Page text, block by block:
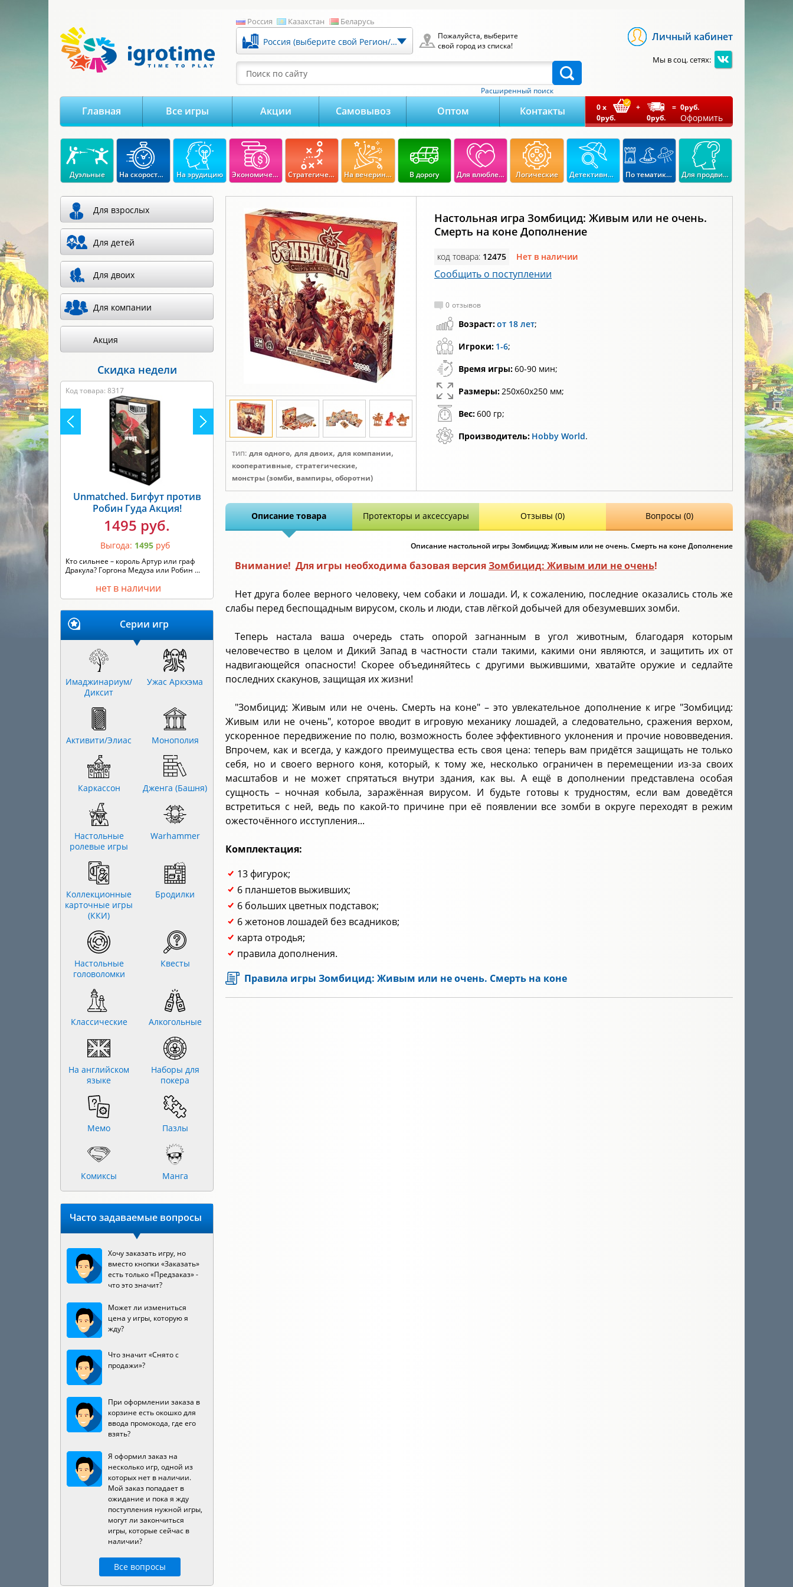
Россия Казахстан Беларусь
Россия (выберите свой Регион/Город)
Пожалуйста, выберите
свой город из списка!
Поиск по сайту
Расширенный поиск
Личный кабинет
Мы в соц. сетях:
Главная Все игры Акции Самовывоз Оптом Контакты 0x
0руб.
+
0руб.
= 0руб.
Оформить
Дуэльные На скорость реакции На эрудицию Экономические Стратегические На вечеринку В дорогу Для влюбленных Логические Детективные По тематикам Для продвинутых
тип: для одного, для двоих, для компании,
кооперативные, стратегические,
монстры (зомби, вампиры, оборотни)
Настольная игра Зомбицид: Живым или не очень.
Смерть на коне Дополнение
код товара: 12475 Нет в наличии
Сообщить о поступлении
0 отзывов
Возраст:от 18 лет;
Игроки: 1-6;
Время игры:60-90 мин;
Размеры:250х60х250 мм;
Вес:600 гр;
Производитель: Hobby World.
Описание товара Протекторы и аксессуары Отзывы (0) Вопросы (0)
Описание настольной игры Зомбицид: Живым или не очень. Смерть на коне Дополнение
Внимание! Для игры необходима базовая версияЗомбицид: Живым или не очень!
Нет друга более верного человеку, чем собаки и лошади. И, к сожалению, последние оказались столь же
слабы перед беспощадным вирусом, сколь и люди, став лёгкой добычей для обезумевших зомби.
Теперь настала ваша очередь стать опорой загнанным в угол животным, благодаря которым
человечество в целом и Дикий Запад в частности стали такими, какими они являются, и защитить их от
надвигающейся опасности! Скорее объединяйтесь с другими выжившими, хватайте оружие и седлайте
последних скакунов, защищая их жизни!
"Зомбицид: Живым или не очень. Смерть на коне" – это увлекательное дополнение к игре "Зомбицид:
Живым или не очень", которое вводит в игровую механику лошадей, а следовательно, сражения верхом,
ускоренное передвижение по полю, возможность более эффективного уклонения и прочие нововведения.
Впрочем, как и всегда, у каждого преимущества есть своя цена: теперь вам придётся защищать не только
себя, но и своего верного коня, который, к тому же, несколько ограничен в перемещении из-за своих
масштабов и не может спрятаться внутри здания, как вы. А ещё в дополнении представлена особая
сущность – ночная кобыла, заражённая вирусом. И будьте готовы к трудностям, если вам доведётся
встретиться с ней, ведь по какой-то причине при её появлении все зомби в округе переходят в режим
ожесточённого исступления...
Комплектация:
13 фигурок;
6 планшетов выживших;
6 больших цветных подставок;
6 жетонов лошадей без всадников;
карта отродья;
правила дополнения.
Правила игры Зомбицид: Живым или не очень. Смерть на коне
Для взрослых
Для детей
Для двоих
Для компании
Акция
Скидка недели
Код товара: 8317
Unmatched. Бигфут против
Робин Гуда Акция!
1495 руб.
Выгода: 1495 руб
Кто сильнее – король Артур или граф
Дракула? Горгона Медуза или Робин ...
нет в наличии
Серии игр
Имаджинариум/
Диксит
Ужас Аркхэма
Активити/Элиас Монополия
Каркассон Дженга (Башня)
Настольные
ролевые игры
Warhammer
Коллекционные
карточные игры
(ККИ)
Бродилки
Настольные
головоломки
Квесты
Классические Алкогольные
На английском
языке
Наборы для
покера
Мемо Пазлы
Комиксы Манга
Часто задаваемые вопросы
Хочу заказать игру, но
вместо кнопки «Заказать»
есть только «Предзаказ» -
что это значит?
Может ли измениться
цена у игры, которую я
жду?
Что значит «Снято с
продажи»?
При оформлении заказа в
корзине есть окошко для
ввода промокода, где его
взять?
Я оформил заказ на
несколько игр, одной из
которых нет в наличии.
Мой заказ попадает в
ожидание и пока я жду
поступления нужной игры,
могут ли закончиться
игры, которые сейчас в
наличии?
Все вопросы